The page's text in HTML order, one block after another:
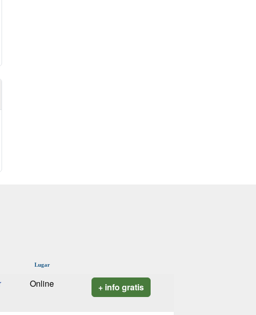
Lugar
Online + info gratis